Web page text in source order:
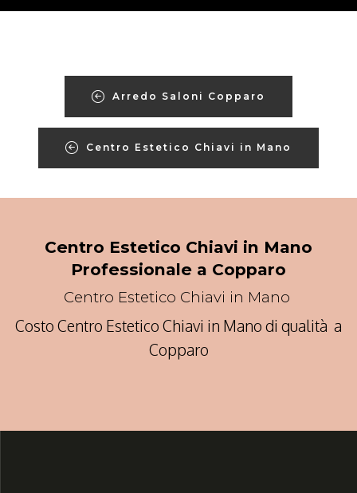
Arredo Saloni Copparo
Centro Estetico Chiavi in Mano
Centro Estetico Chiavi in Mano
Professionale a Copparo
Centro Estetico Chiavi in Mano
Costo Centro Estetico Chiavi in Mano di qualità a
Copparo